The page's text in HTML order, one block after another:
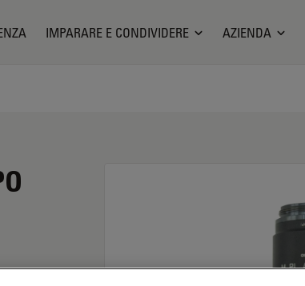
IMPARARE E CONDIVIDERE AZIENDA